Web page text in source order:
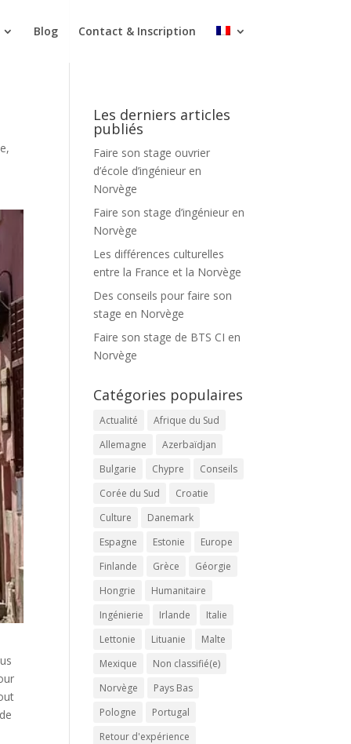
Blog Contact & Inscription
,
Les derniers articles
publiés
Faire son stage ouvrier
d’école d’ingénieur en
Norvège
Faire son stage d’ingénieur en
Norvège
Les différences culturelles
entre la France et la Norvège
Des conseils pour faire son
stage en Norvège
Faire son stage de BTS CI en
Norvège
Catégories populaires
Actualité
Afrique du Sud
Allemagne
Azerbaïdjan
Bulgarie
Chypre
Conseils
Corée du Sud
Croatie
Culture
Danemark
Espagne
Estonie
Europe
Finlande
Grèce
Géorgie
Hongrie
Humanitaire
Ingénierie
Irlande
Italie
Lettonie
Lituanie
Malte
Mexique
Non classifié(e)
Norvège
Pays Bas
Pologne
Portugal
Retour d'expérience